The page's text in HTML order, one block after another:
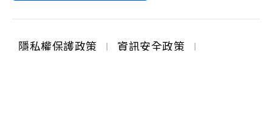
隱私權保護政策 | 資訊安全政策
|